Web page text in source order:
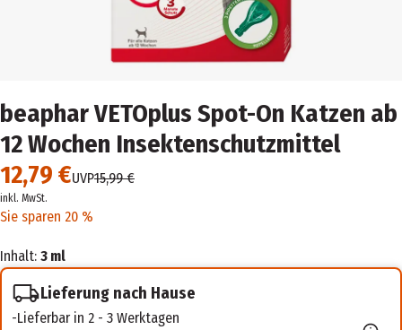
beaphar VETOplus Spot-On Katzen ab
12 Wochen Insektenschutzmittel
12,79 €UVP15,99 €
inkl. MwSt.
Sie sparen 20 %
Inhalt: 3 ml
Lieferung nach Hause
Lieferbar in 2 - 3 Werktagen